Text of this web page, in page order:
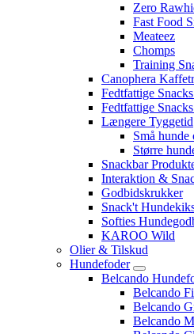
Zero
Fast Food
Meateez
Chomps
Training
Canophera
Fedtfattige
Fedtfattige
Længere Tyggetid
Små
Større
Snackbar
Interaktion &
Godbidskrukker
Snack't
Softies
KAROO Wild
Olier & Tilskud
Hundefoder
Belcando
Belcando
Belcando
Belcando